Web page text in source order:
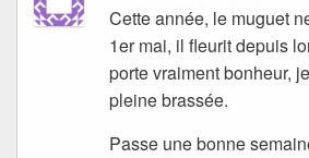
Cette année, le muguet
1er mai, il fleurit depuis
porte vraiment bonheur,
pleine brassée.
Passe une bonne